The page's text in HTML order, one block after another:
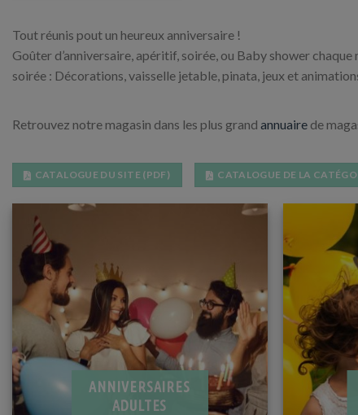
Tout réunis pout un heureux anniversaire !
Goûter d’anniversaire, apéritif, soirée, ou Baby shower
soirée : Décorations, vaisselle jetable, pinata, jeux et
Retrouvez notre magasin dans les plus grand annuaire de
CATALOGUE DU SITE (PDF) CATALOGUE DE LA
ANNIVERSAIRES
ADULTES